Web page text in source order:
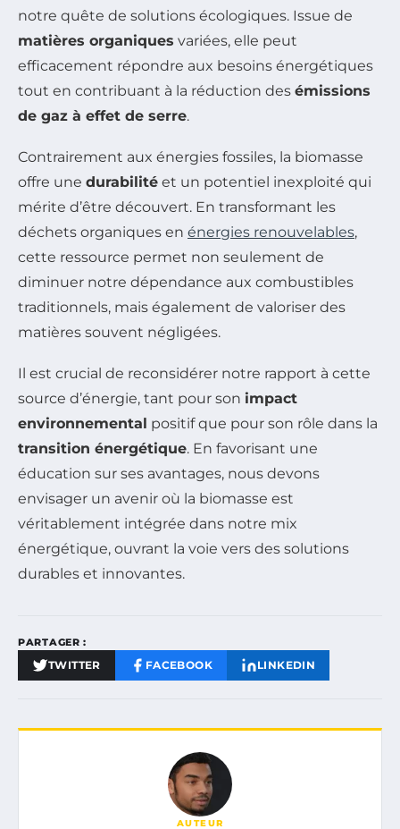
notre quête de solutions écologiques. Issue de
matières organiques variées, elle peut
efficacement répondre aux besoins énergétiques
tout en contribuant à la réduction des émissions
de gaz à effet de serre.
Contrairement aux énergies fossiles, la biomasse
offre une durabilité et un potentiel inexploité qui
mérite d’être découvert. En transformant les
déchets organiques en énergies renouvelables,
cette ressource permet non seulement de
diminuer notre dépendance aux combustibles
traditionnels, mais également de valoriser des
matières souvent négligées.
Il est crucial de reconsidérer notre rapport à cette
source d’énergie, tant pour son impact
environnemental positif que pour son rôle dans la
transition énergétique. En favorisant une
éducation sur ses avantages, nous devons
envisager un avenir où la biomasse est
véritablement intégrée dans notre mix
énergétique, ouvrant la voie vers des solutions
durables et innovantes.
PARTAGER :
TWITTER FACEBOOK LINKEDIN
AUTEUR